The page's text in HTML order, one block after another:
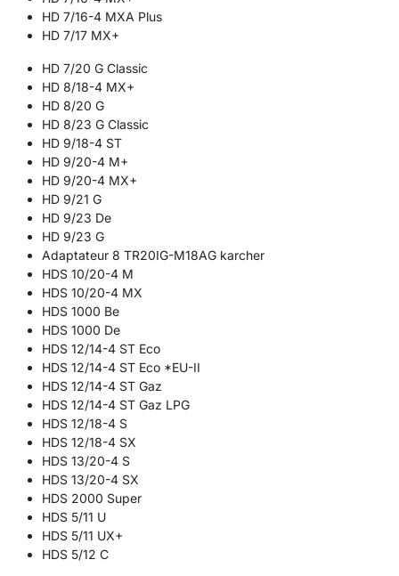
HD 7/16-4 MXA Plus
HD 7/17 MX+
HD 7/20 G Classic
HD 8/18-4 MX+
HD 8/20 G
HD 8/23 G Classic
HD 9/18-4 ST
HD 9/20-4 M+
HD 9/20-4 MX+
HD 9/21 G
HD 9/23 De
HD 9/23 G
Adaptateur 8 TR20IG-M18AG karcher
HDS 10/20-4 M
HDS 10/20-4 MX
HDS 1000 Be
HDS 1000 De
HDS 12/14-4 ST Eco
HDS 12/14-4 ST Eco *EU-II
HDS 12/14-4 ST Gaz
HDS 12/14-4 ST Gaz LPG
HDS 12/18-4 S
HDS 12/18-4 SX
HDS 13/20-4 S
HDS 13/20-4 SX
HDS 2000 Super
HDS 5/11 U
HDS 5/11 UX+
HDS 5/12 C